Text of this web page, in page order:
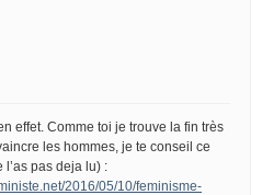
effet. Comme toi je trouve la fin très
les hommes, je te conseil ce
l’as pas deja lu) :
2016/05/10/feminisme-